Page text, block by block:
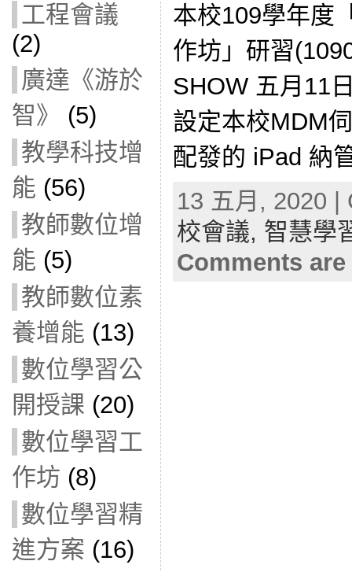
工程會議
(2)
廣達《游於
智》
(5)
教學科技增
能 (56)
教師數位增
能 (5)
教師數位素
養增能 (13)
數位學習公
開授課 (20)
數位學習工
作坊 (8)
數位學習精
進方案 (16)
本校109學年度
作坊」研習
SHOW 五月11
設定本校MDM
配發的 iPad 納
13 五月, 2020
校會議, 智慧學
Comments